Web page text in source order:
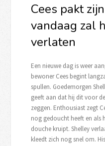
Cees pakt
vandaag zal
verlaten
Een nieuwe dag is weer
bewoner Cees begint
spullen. Goedemorgen
geeft aan dat hij dit voor
zeggen. Enthousiast zegt
nog gedoucht heeft en als
douche kruipt. Shelley
kleedt zich nog snel om.